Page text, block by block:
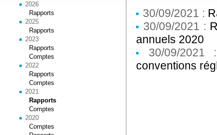
2026
Rapports
2025
Rapports
2023
Rapports
Comptes
2022
Rapports
Comptes
2021
Rapports
Comptes
2020
Comptes
30/09/2021 :
30/09/2021 :
annuels 2020
30/09/
conventions